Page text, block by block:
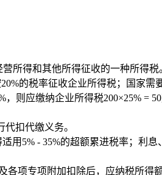
所得和其他所得征收的一种所得税
的税率征收企业所得税；国家
则应缴纳企业所得税200×25% = 50
扣代缴义务。
用5% - 35%的超额累进税率；
各项专项附加扣除后，应纳税所得